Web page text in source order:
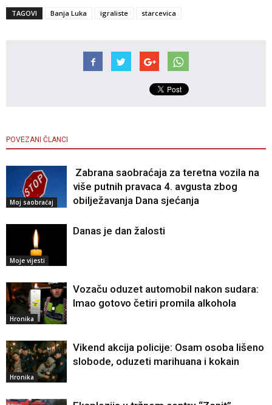
TAGOVI Banja Luka igraliste starcevica
POVEZANI ČLANCI
Moj saobraćaj
Zabrana saobraćaja za teretna vozila na
više putnih pravaca 4. avgusta zbog
obilježavanja Dana sjećanja
Moje vijesti
Danas je dan žalosti
Hronika
Vozaču oduzet automobil nakon sudara:
Imao gotovo četiri promila alkohola
Hronika
Vikend akcija policije: Osam osoba lišeno
slobode, oduzeti marihuana i kokain